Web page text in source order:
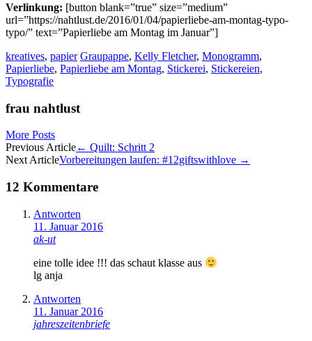
Verlinkung: [button blank=”true” size=”medium”
url=”https://nahtlust.de/2016/01/04/papierliebe-am-montag-typo-
typo/” text=”Papierliebe am Montag im Januar”]
kreatives, papier Graupappe, Kelly Fletcher, Monogramm,
Papierliebe, Papierliebe am Montag, Stickerei, Stickereien,
Typografie
frau nahtlust
More Posts
Artikel-
Navigation
Previous Article← Quilt: Schritt 2
Next ArticleVorbereitungen laufen: #12giftswithlove →
12 Kommentare
Antworten
11. Januar 2016
ak-ut
eine tolle idee !!! das schaut klasse aus
lg anja
Antworten
11. Januar 2016
jahreszeitenbriefe